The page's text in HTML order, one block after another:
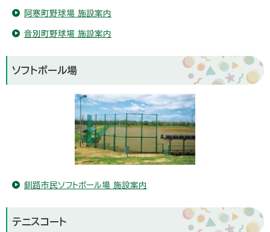
阿寒町野球場 施設案内
音別町野球場 施設案内
ソフトボール場
釧路市民ソフトボール場 施設案内
テニスコート